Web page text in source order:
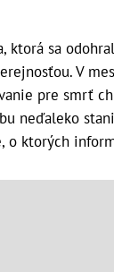
ktorá sa
V
pre smrť
neďaleko
o ktorých